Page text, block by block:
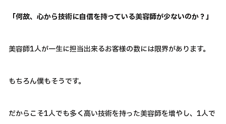
「何故、心から技術に自信を持っている美容師が少ないのか？」
美容師1人が一生に担当出来るお客様の数には限界があります。
もちろん僕もそうです。
だからこそ1人でも多く高い技術を持った美容師を増やし、1人で